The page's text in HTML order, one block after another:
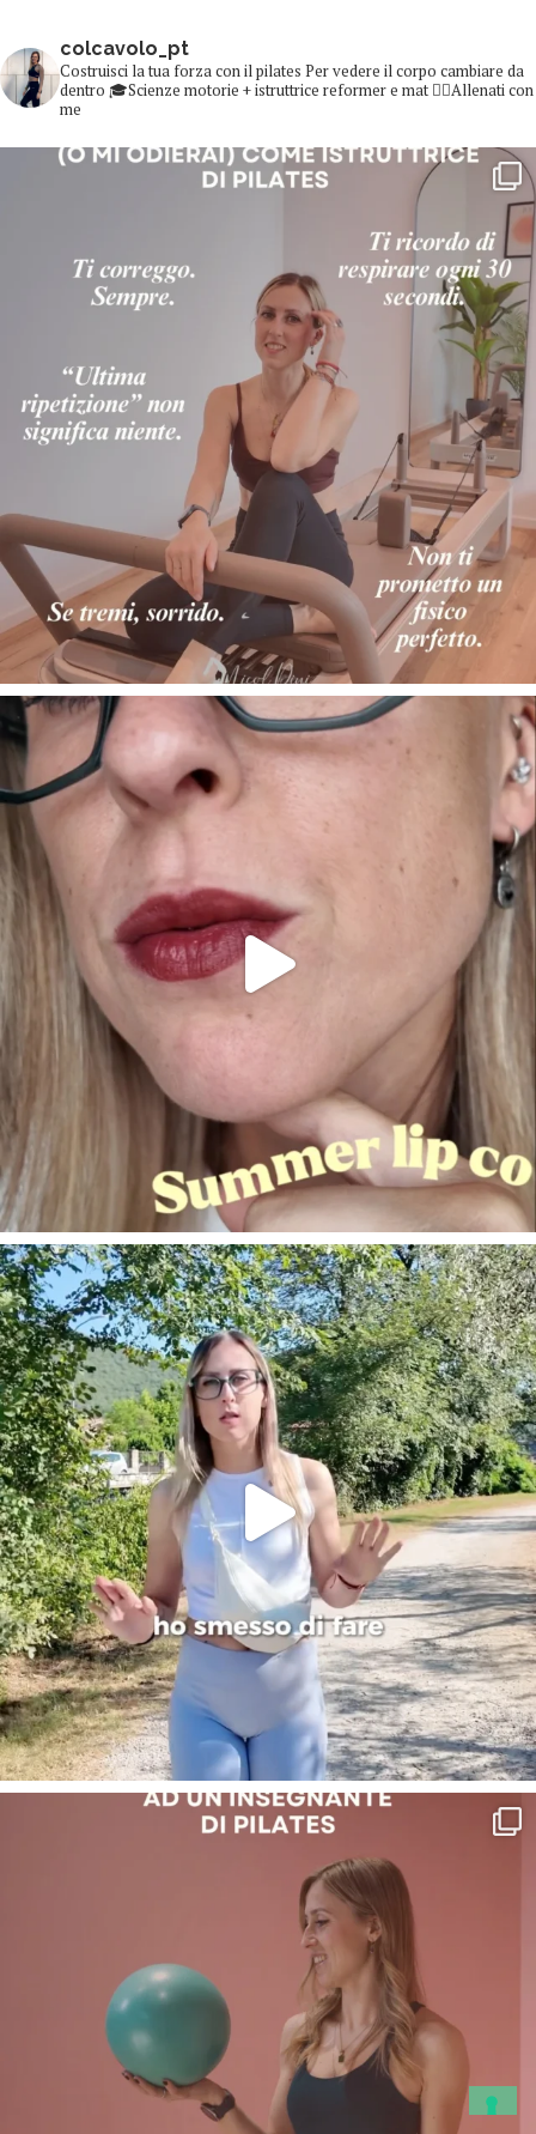
colcavolo_pt
Costruisci la tua forza con il pilates Per vedere il corpo cambiare da
dentro 🎓Scienze motorie + istruttrice reformer e mat 👇🏻Allenati con
me